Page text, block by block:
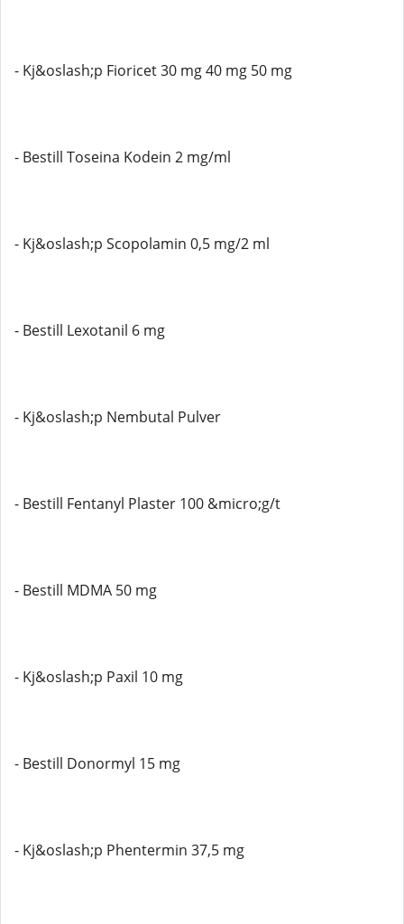
- Kj&oslash;p Fioricet 30 mg 40 mg 50 mg
- Bestill Toseina Kodein 2 mg/ml
- Kj&oslash;p Scopolamin 0,5 mg/2 ml
- Bestill Lexotanil 6 mg
- Kj&oslash;p Nembutal Pulver
- Bestill Fentanyl Plaster 100 &micro;g/t
- Bestill MDMA 50 mg
- Kj&oslash;p Paxil 10 mg
- Bestill Donormyl 15 mg
- Kj&oslash;p Phentermin 37,5 mg